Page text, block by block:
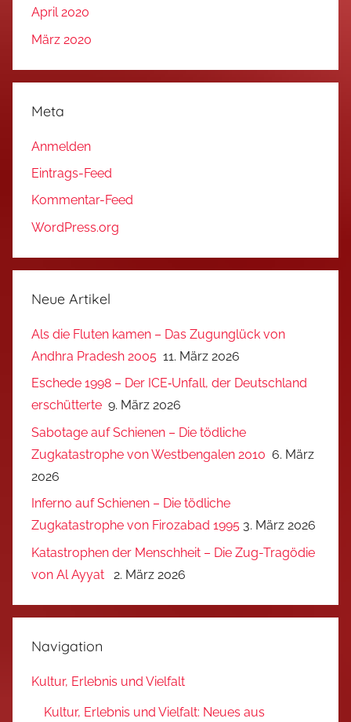
April 2020
März 2020
Meta
Anmelden
Eintrags-Feed
Kommentar-Feed
WordPress.org
Neue Artikel
Als die Fluten kamen – Das Zugunglück von
Andhra Pradesh 2005 11. März 2026
Eschede 1998 – Der ICE‑Unfall, der Deutschland
erschütterte 9. März 2026
Sabotage auf Schienen – Die tödliche
Zugkatastrophe von Westbengalen 2010 6. März
2026
Inferno auf Schienen – Die tödliche
Zugkatastrophe von Firozabad 1995 3. März 2026
Katastrophen der Menschheit – Die Zug-Tragödie
von Al Ayyat
2. März 2026
Navigation
Kultur, Erlebnis und Vielfalt
Kultur, Erlebnis und Vielfalt: Neues aus